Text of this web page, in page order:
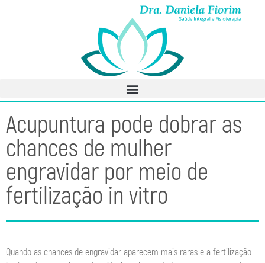
Acupuntura pode dobrar as
chances de mulher
engravidar por meio de
fertilização in vitro
Quando as chances de engravidar aparecem mais raras e a fertilização